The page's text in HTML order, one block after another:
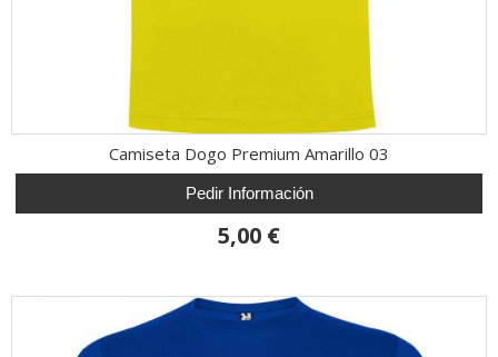
Camiseta Dogo Premium Amarillo 03
Pedir Información
5,00 €